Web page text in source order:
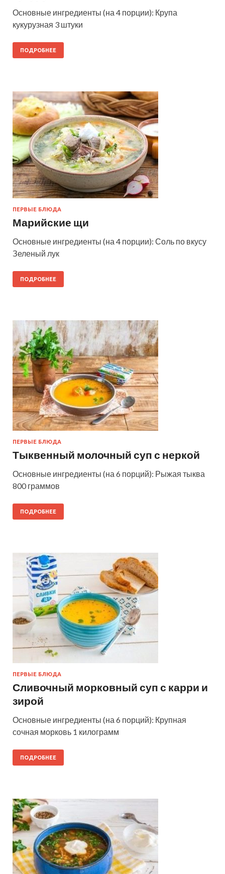
Основные ингредиенты (на 4 порции): Крупа
кукурузная 3 штуки
ПОДРОБНЕЕ
ПЕРВЫЕ БЛЮДА
Марийские щи
Основные ингредиенты (на 4 порции): Соль по вкусу
Зеленый лук
ПОДРОБНЕЕ
ПЕРВЫЕ БЛЮДА
Тыквенный молочный суп с неркой
Основные ингредиенты (на 6 порций): Рыжая тыква
800 граммов
ПОДРОБНЕЕ
ПЕРВЫЕ БЛЮДА
Сливочный морковный суп с карри и
зирой
Основные ингредиенты (на 6 порций): Крупная
сочная морковь 1 килограмм
ПОДРОБНЕЕ